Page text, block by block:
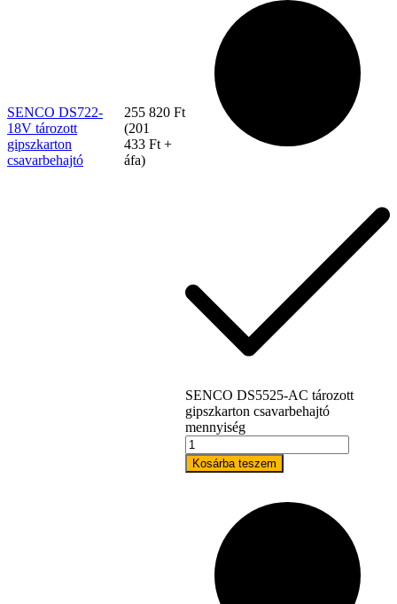
SENCO DS722-
18V tározott
gipszkarton
csavarbehajtó
255 820 Ft
(201
433 Ft +
áfa)
SENCO DS5525-AC tározott
gipszkarton csavarbehajtó
mennyiség
Kosárba teszem